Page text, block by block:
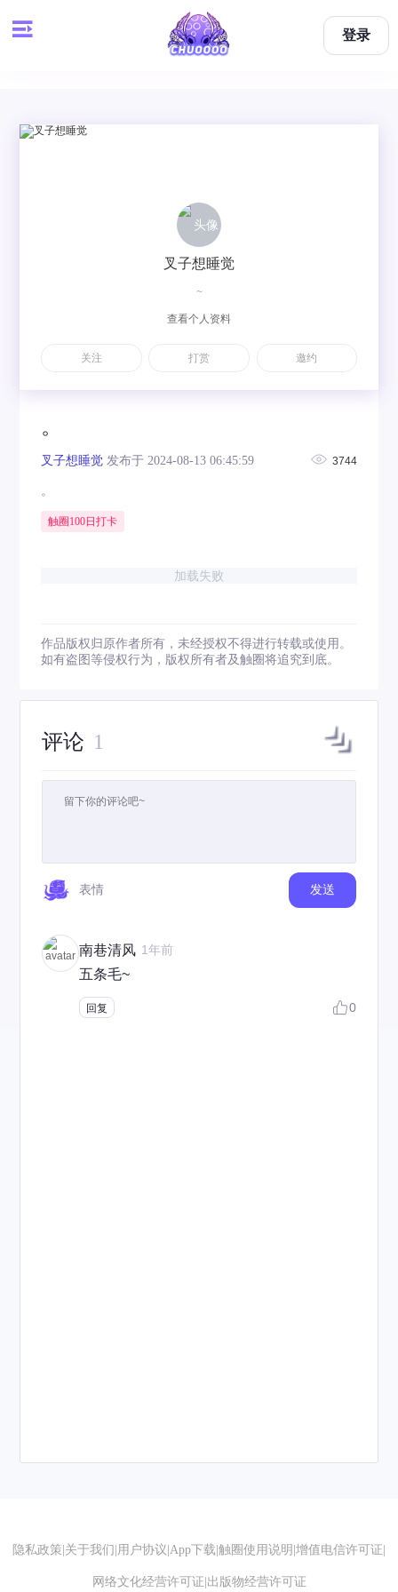
登录
。
叉子想睡觉 发布于 2024-08-13 06:45:59 3744
。
触圈100日打卡
加载失败
作品版权归原作者所有，未经授权不得进行转载或使用。
如有盗图等侵权行为，版权所有者及触圈将追究到底。
评论 1
表情 发送
南巷清风 1年前
五条毛~
回复 0
叉子想睡觉
~
查看个人资料
关注 打赏 邀约
隐私政策 关于我们 用户协议 App下载 触圈使用说明 增值电信许可证
网络文化经营许可证 出版物经营许可证